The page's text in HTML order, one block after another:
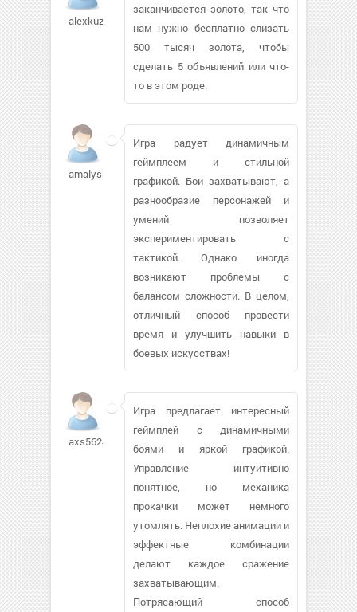
alexkuzmin139
заканчивается золото, так что
нам нужно бесплатно слизать
500 тысяч золота, чтобы
сделать 5 объявлений или что-
то в этом роде.
amalysh
Игра радует динамичным
геймплеем и стильной
графикой. Бои захватывают, а
разнообразие персонажей и
умений позволяет
экспериментировать с
тактикой. Однако иногда
возникают проблемы с
балансом сложности. В целом,
отличный способ провести
время и улучшить навыки в
боевых искусствах!
axs5624
Игра предлагает интересный
геймплей с динамичными
боями и яркой графикой.
Управление интуитивно
понятное, но механика
прокачки может немного
утомлять. Неплохие анимации и
эффектные комбинации
делают каждое сражение
захватывающим.
Потрясающий способ